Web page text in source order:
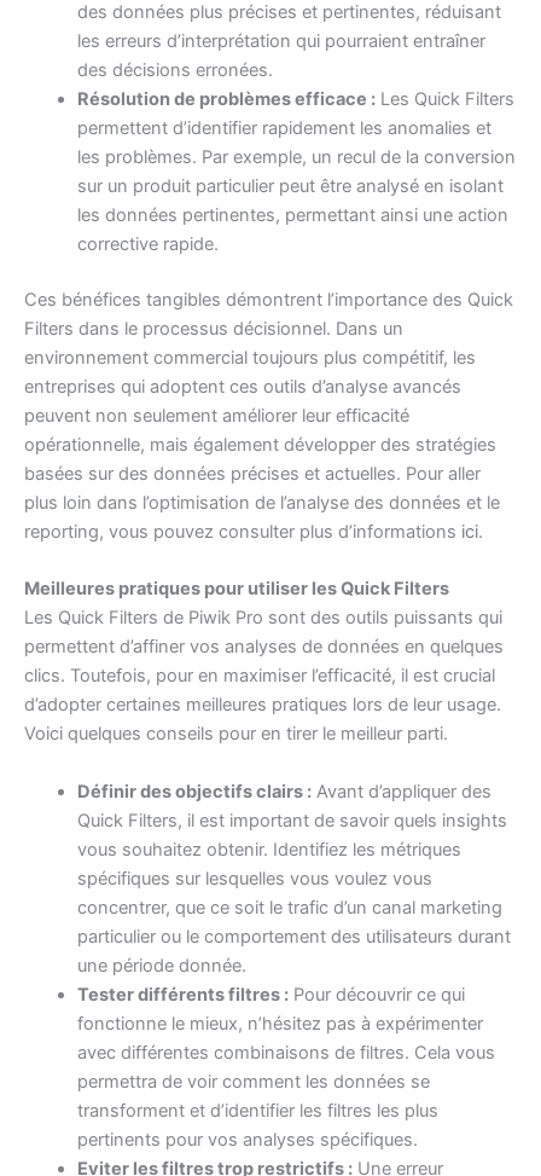
des données plus précises et pertinentes, réduisant
les erreurs d’interprétation qui pourraient entraîner
des décisions erronées.
Résolution de problèmes efficace :Les Quick Filters
permettent d’identifier rapidement les anomalies et
les problèmes. Par exemple, un recul de la conversion
sur un produit particulier peut être analysé en isolant
les données pertinentes, permettant ainsi une action
corrective rapide.
Ces bénéfices tangibles démontrent l’importance des Quick
Filters dans le processus décisionnel. Dans un
environnement commercial toujours plus compétitif, les
entreprises qui adoptent ces outils d’analyse avancés
peuvent non seulement améliorer leur efficacité
opérationnelle, mais également développer des stratégies
basées sur des données précises et actuelles. Pour aller
plus loin dans l’optimisation de l’analyse des données et le
reporting, vous pouvez consulter plus d’informations ici.
Meilleures pratiques pour utiliser les Quick Filters
Les Quick Filters de Piwik Pro sont des outils puissants qui
permettent d’affiner vos analyses de données en quelques
clics. Toutefois, pour en maximiser l’efficacité, il est crucial
d’adopter certaines meilleures pratiques lors de leur usage.
Voici quelques conseils pour en tirer le meilleur parti.
Définir des objectifs clairs :Avant d’appliquer des
Quick Filters, il est important de savoir quels insights
vous souhaitez obtenir. Identifiez les métriques
spécifiques sur lesquelles vous voulez vous
concentrer, que ce soit le trafic d’un canal marketing
particulier ou le comportement des utilisateurs durant
une période donnée.
Tester différents filtres :Pour découvrir ce qui
fonctionne le mieux, n’hésitez pas à expérimenter
avec différentes combinaisons de filtres. Cela vous
permettra de voir comment les données se
transforment et d’identifier les filtres les plus
pertinents pour vos analyses spécifiques.
Eviter les filtres trop restrictifs :Une erreur